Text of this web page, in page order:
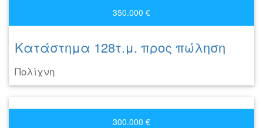
350.000 €
Κατάστημα 128τ.μ. προς πώληση
Πολίχνη
300.000 €